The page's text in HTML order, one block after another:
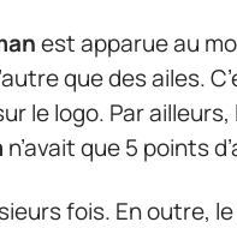
est apparue au
que des ailes.
le logo. Par ailleurs,
n’avait que 5 points
fois. En outre, le